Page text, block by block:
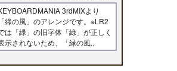
3rdMIXより
「綠の風」のアレンジです。※LR2
は「緑」の旧字体「綠」が正しく
示されないため、「緑の風..